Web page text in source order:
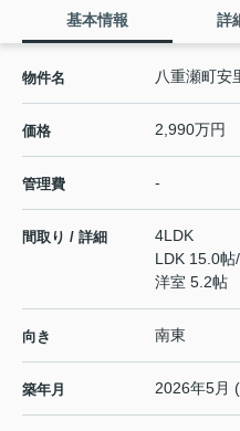
基本情報 詳
物件名 八重瀬町安
価格 2,990万円
管理費 -
間取り / 詳細
4LDK
LDK 15.0帖/
洋室 5.2帖
向き 南東
築年月 2026年5月